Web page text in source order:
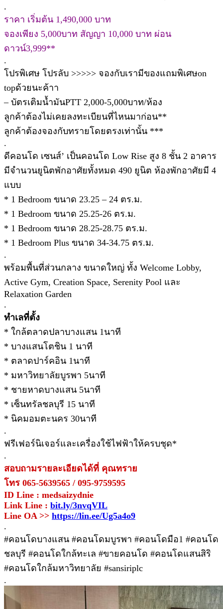
.
ราคา เริ่มต้น 1,490,000 บาท
จองเพียง 5,000บาท สัญญา 10,000 บาท ผ่อน
ดาวน์3,999**
.
โปรพิเศษ โปรลับ >>>>> จองกับเรามีของแถมพิเศษon
topด้วยนะค้าา
– บัตรเติมน้ำมันPTT 2,000-5,000บาท/ห้อง
ลูกค้าต้องไม่เคยลงทะเบียนที่ไหนมาก่อน**
ลูกค้าต้องจองกับทรายโดยตรงเท่านั้น ***
.
ดีคอนโด เซนส์’ เป็นคอนโด Low Rise สูง 8 ชั้น 2 อาคาร
มีจำนวนยูนิตพักอาศัยทั้งหมด 490 ยูนิต ห้องพักอาศัยมี 4
แบบ
* 1 Bedroom ขนาด 23.25 – 24 ตร.ม.
* 1 Bedroom ขนาด 25.25-26 ตร.ม.
* 1 Bedroom ขนาด 28.25-28.75 ตร.ม.
* 1 Bedroom Plus ขนาด 34-34.75 ตร.ม.
.
พร้อมพื้นที่ส่วนกลาง ขนาดใหญ่ ทั้ง Welcome Lobby,
Active Gym, Creation Space, Serenity Pool และ
Relaxation Garden
.
ทำเลที่ตั้ง
* ใกล้ตลาดปลาบางแสน 1นาที
* บางแสนโตชิน 1 นาที
* ตลาดปาร์คอิน 1นาที
* มหาวิทยาลัยบูรพา 5นาที
* ชายหาดบางแสน 5นาที
* เซ็นทรัลชลบุรี 15 นาที
* นิคมอมตะนคร 30นาที
.
ฟรีเฟอร์นิเจอร์และเครื่องใช้ไฟฟ้าให้ครบชุด*
.
สอบถามรายละเอียดได้ที่ คุณทราย
โทร 065-5639565 / 095-9759595
ID Line : medsaizydnie
Link Line : bit.ly/3nvqVIL
Line OA >> https://lin.ee/Ug5a4o9
.
#คอนโดบางแสน #คอนโดมบูรพา #คอนโดมือ1 #คอนโด
ชลบุรี #คอนโดใกล้ทะเล #ขายคอนโด #คอนโดแสนสิริ
#คอนโดใกล้มหาวิทยาลัย #sansiriplc
.